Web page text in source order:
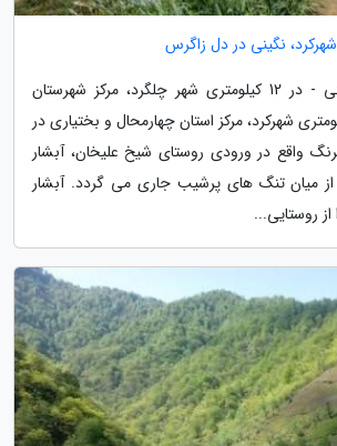
نگینی در دل زاگرس
گروه خبرنگاران زندگی - در 12 کیلومتری شهر چلگرد، مرکز شهرستان
شهرکرد، مرکز استان چهارمحال و بختیاری در
واقع در ورودی روستای شیخ علیخان، آبشار
از میان تنگ های پرشیب جاری می گردد. آبشار
روستایی...